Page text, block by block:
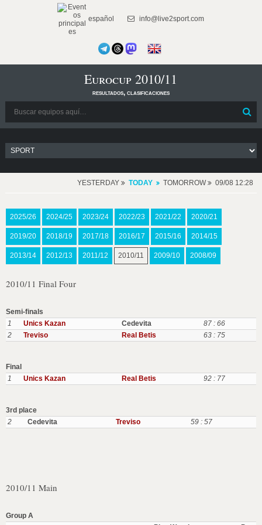
español info@live2sport.com
Eurocup 2010/11
resultados, clasificaciones
YESTERDAY TODAY TOMORROW 09/08 12:28
2025/26 2024/25 2023/24 2022/23 2021/22 2020/21
2019/20 2018/19 2017/18 2016/17 2015/16 2014/15
2013/14 2012/13 2011/12 2010/11 2009/10 2008/09
2010/11 Final Four
Semi-finals
1
Unics Kazan Cedevita
87 : 66
2
Treviso Real Betis 63 : 75
Final
1
Unics Kazan Real Betis 92 : 77
3rd place
2
Cedevita Treviso 59 : 57
2010/11 Main
Group A